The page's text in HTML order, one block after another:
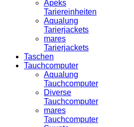
Apeks
Tariereinheiten
Aqualung
Tarierjackets
mares
Tarierjackets
Taschen
Tauchcomputer
Aqualung
Tauchcomputer
Diverse
Tauchcomputer
mares
Tauchcomputer